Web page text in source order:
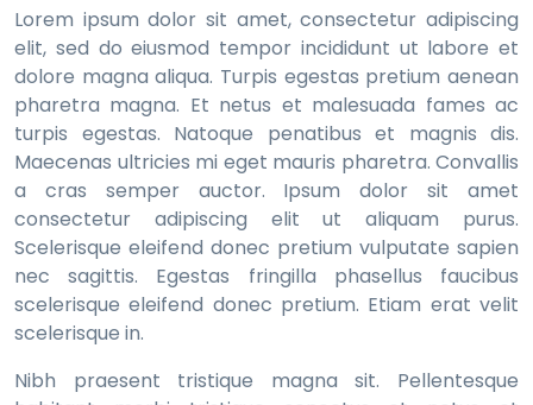
Lorem ipsum dolor sit amet, consectetur adipiscing
elit, sed do eiusmod tempor incididunt ut labore et
dolore magna aliqua. Turpis egestas pretium aenean
pharetra magna. Et netus et malesuada fames ac
turpis egestas. Natoque penatibus et magnis dis.
Maecenas ultricies mi eget mauris pharetra. Convallis
a cras semper auctor. Ipsum dolor sit amet
consectetur adipiscing elit ut aliquam purus.
Scelerisque eleifend donec pretium vulputate sapien
nec sagittis. Egestas fringilla phasellus faucibus
scelerisque eleifend donec pretium. Etiam erat velit
scelerisque in.
Nibh praesent tristique magna sit. Pellentesque